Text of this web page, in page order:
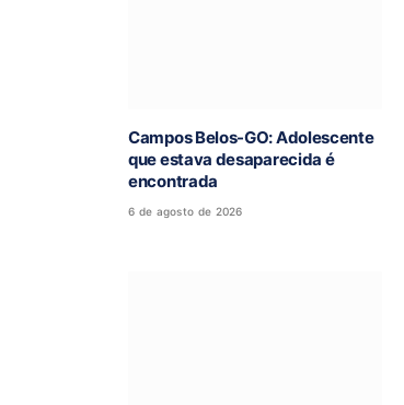
Campos Belos-GO: Adolescente
que estava desaparecida é
encontrada
6 de agosto de 2026